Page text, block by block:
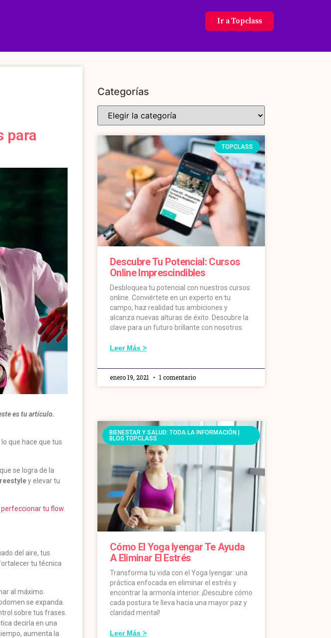
Ir a Topclass
para
es tu artículo.
que hace que tus
se logra de la
y elevar tu
perfeccionar tu flow
del aire, tus
tu técnica
al máximo.
se expanda.
sobre tus frases.
decirla en una
aumenta la
Categorías
TOPCLASS
Descubre Tu Potencial: Cursos
Online Imprescindibles
Desbloquea tu potencial con nuestros cursos
online. Conviértete en un experto en tu
campo, haz realidad tus ambiciones y
alcanza nuevas alturas de éxito. Descubre la
clave para un futuro brillante con nosotros.
Leer Más >
enero 19, 2021 1 comentario
BIENESTAR Y SALUD: TODA LA INFORMACIÓN |
BLOG TOPCLASS
Cómo El Yoga Iyengar Te Ayuda
A Eliminar El Estrés
Transforma tu vida con el Yoga Iyengar: una
práctica enfocada en eliminar el estrés y
encontrar la armonía interior. ¡Descubre cómo
cada postura te lleva hacia una mayor paz y
claridad mental!
Leer Más >